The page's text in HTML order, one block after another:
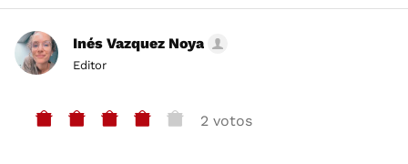
Inés Vazquez Noya
Editor
2 votos